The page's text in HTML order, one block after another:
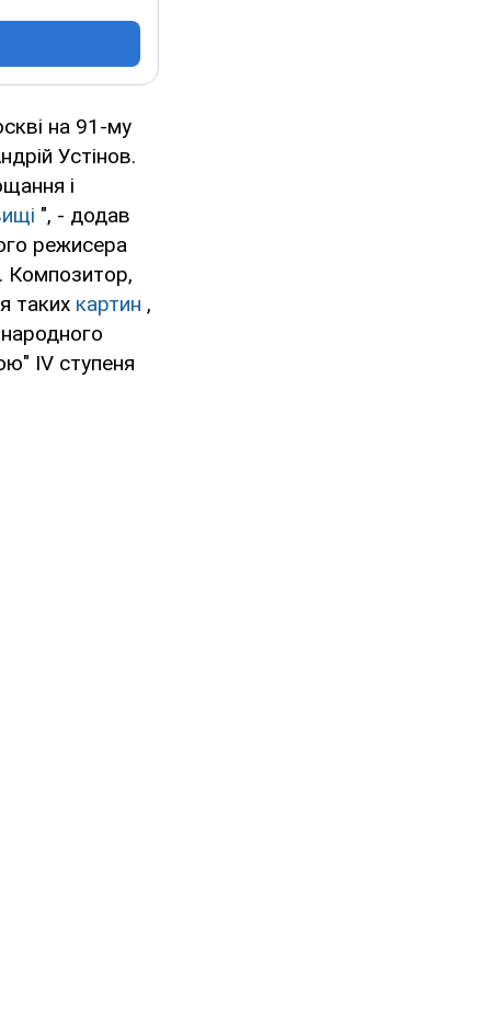
на 91-му
Устінов.
і
", - додав
режисера
Композитор,
таких картин ,
IV ступеня